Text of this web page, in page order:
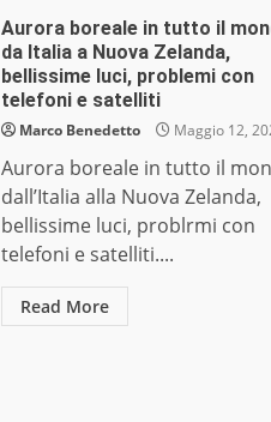
Aurora boreale in tutto il
da Italia a Nuova Zelanda,
bellissime luci, problemi con
telefoni e satelliti
Marco Benedetto Maggio 12,
Aurora boreale in tutto il
dall’Italia alla Nuova Zelanda,
bellissime luci, problrmi con
telefoni e satelliti....
Read More